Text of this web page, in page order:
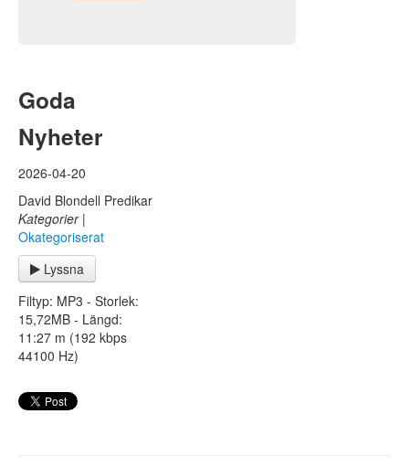
Goda
Nyheter
2026-04-20
David Blondell Predikar
Kategorier|
Okategoriserat
Lyssna
Filtyp: MP3 - Storlek:
15,72MB - Längd:
11:27 m (192 kbps
44100 Hz)